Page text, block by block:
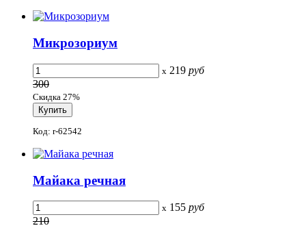
Микрозориум
x 219 руб
300
Скидка 27%
Код: r-62542
Майака речная
x 155 руб
210